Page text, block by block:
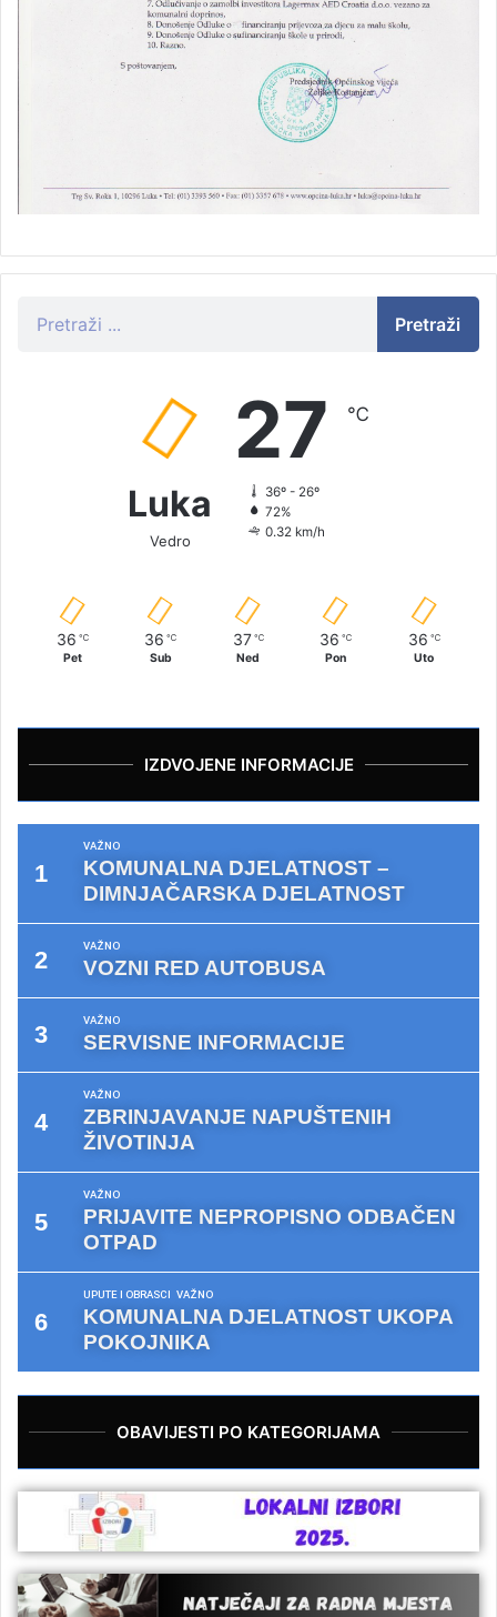
Pretraži
Luka
Vedro
27 ℃
36º - 26º
72%
0.32 km/h
36 ℃
Pet
36 ℃
Sub
37 ℃
Ned
36 ℃
Pon
36 ℃
Uto
IZDVOJENE INFORMACIJE
VAŽNO
KOMUNALNA DJELATNOST –
DIMNJAČARSKA DJELATNOST
VAŽNO
VOZNI RED AUTOBUSA
VAŽNO
SERVISNE INFORMACIJE
VAŽNO
ZBRINJAVANJE NAPUŠTENIH
ŽIVOTINJA
VAŽNO
PRIJAVITE NEPROPISNO ODBAČEN
OTPAD
UPUTE I OBRASCI VAŽNO
KOMUNALNA DJELATNOST UKOPA
POKOJNIKA
OBAVIJESTI PO KATEGORIJAMA